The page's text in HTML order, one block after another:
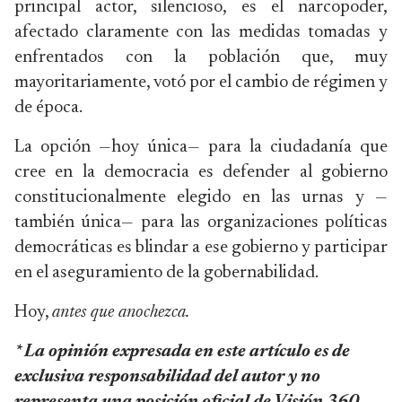
principal actor, silencioso, es el narcopoder,
afectado claramente con las medidas tomadas y
enfrentados con la población que, muy
mayoritariamente, votó por el cambio de régimen y
de época.
La opción —hoy única— para la ciudadanía que
cree en la democracia es defender al gobierno
constitucionalmente elegido en las urnas y —
también única— para las organizaciones políticas
democráticas es blindar a ese gobierno y participar
en el aseguramiento de la gobernabilidad.
Hoy, antes que anochezca.
* La opinión expresada en este artículo es de
exclusiva responsabilidad del autor y no